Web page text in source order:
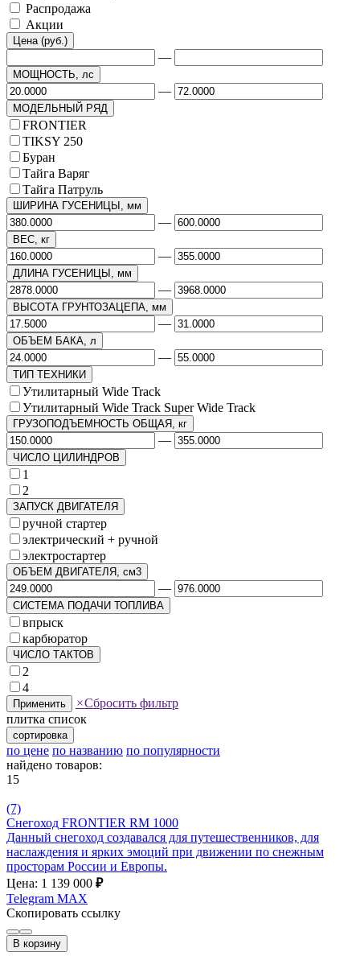
Распродажа
Акции
Цена (руб.)
—
МОЩНОСТЬ, лс
—
МОДЕЛЬНЫЙ РЯД
FRONTIER
TIKSY 250
Буран
Тайга Варяг
Тайга Патруль
ШИРИНА ГУСЕНИЦЫ, мм
—
ВЕС, кг
—
ДЛИНА ГУСЕНИЦЫ, мм
—
ВЫСОТА ГРУНТОЗАЦЕПА, мм
—
ОБЪЕМ БАКА, л
—
ТИП ТЕХНИКИ
Утилитарный Wide Track
Утилитарный Wide Track Super Wide Track
ГРУЗОПОДЪЕМНОСТЬ ОБЩАЯ, кг
—
ЧИСЛО ЦИЛИНДРОВ
1
2
ЗАПУСК ДВИГАТЕЛЯ
ручной стартер
электрический + ручной
электростартер
ОБЪЕМ ДВИГАТЕЛЯ, см3
—
СИСТЕМА ПОДАЧИ ТОПЛИВА
впрыск
карбюратор
ЧИСЛО ТАКТОВ
2
4
Применить ×Сбросить фильтр
плитка список
сортировка
по цене по названию по популярности
найдено товаров:
15
(7)
Снегоход FRONTIER RM 1000
Данный снегоход создавался для путешественников, для
наслаждения и ярких эмоций при движении по снежным
просторам России и Европы.
Цена: 1 139 000 ₽
Telegram MAX
Скопировать ссылку
В корзину